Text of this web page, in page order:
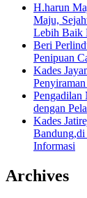
H.harun
Maju,
Lebih Baik
Beri
Penipuan
Kades
Pengadilan
dengan
Kades
Informasi
Archives